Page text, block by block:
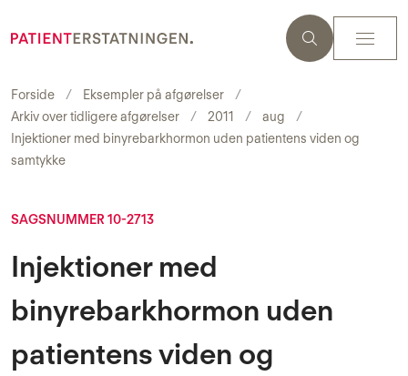
Forside
Eksempler på afgørelser
Arkiv over tidligere afgørelser
2011
aug
Injektioner med binyrebarkhormon uden patientens viden og
samtykke
SAGSNUMMER 10-2713
Injektioner med
binyrebarkhormon uden
patientens viden og